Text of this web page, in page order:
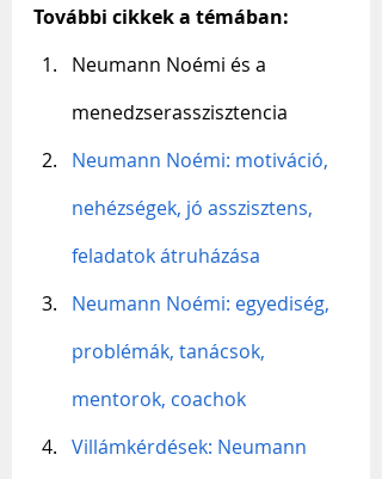
További cikkek a témában:
Neumann Noémi és a
menedzserasszisztencia
Neumann Noémi: motiváció,
nehézségek, jó asszisztens,
feladatok átruházása
Neumann Noémi: egyediség,
problémák, tanácsok,
mentorok, coachok
Villámkérdések: Neumann